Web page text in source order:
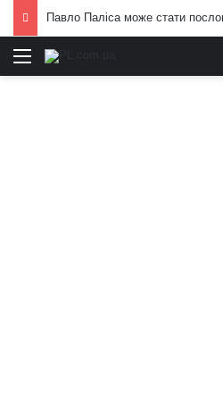
Меню